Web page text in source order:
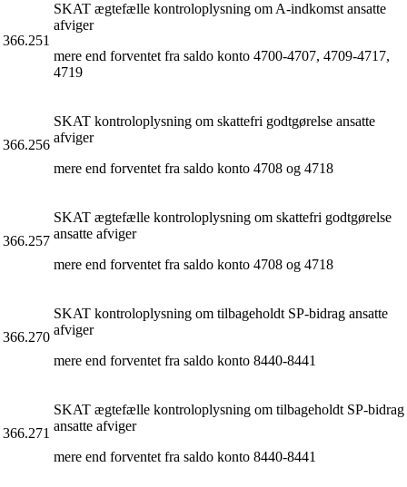
366.251
SKAT ægtefælle kontroloplysning om A-indkomst ansatte
afviger
mere end forventet fra saldo konto 4700-4707, 4709-4717,
4719
366.256
SKAT kontroloplysning om skattefri godtgørelse ansatte
afviger
mere end forventet fra saldo konto 4708 og 4718
366.257
SKAT ægtefælle kontroloplysning om skattefri godtgørelse
ansatte afviger
mere end forventet fra saldo konto 4708 og 4718
366.270
SKAT kontroloplysning om tilbageholdt SP-bidrag ansatte
afviger
mere end forventet fra saldo konto 8440-8441
366.271
SKAT ægtefælle kontroloplysning om tilbageholdt SP-bidrag
ansatte afviger
mere end forventet fra saldo konto 8440-8441